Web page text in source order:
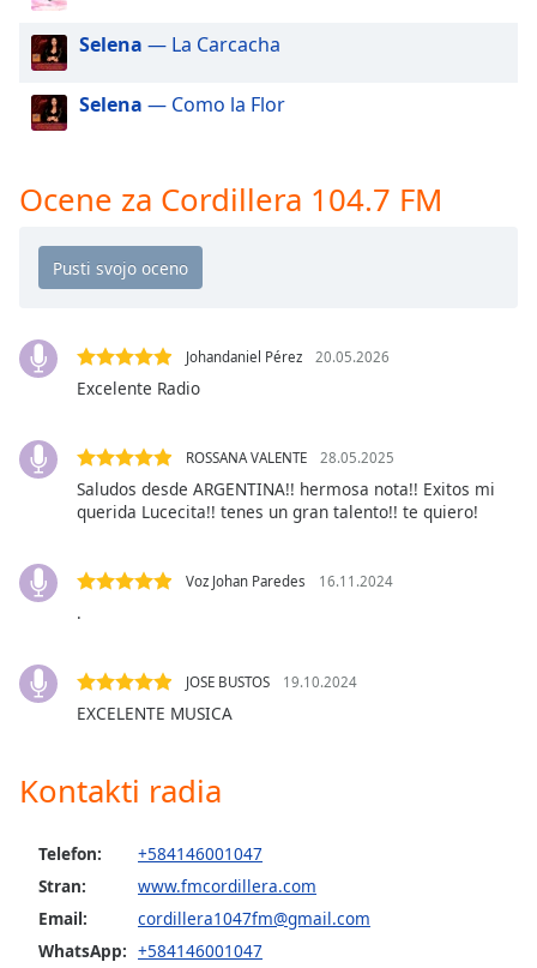
cancel
and
Text
Opacity
Text
Background
Opacity
Area
Background
Opacity
Size
Edge
Style
Selena — La Carcacha
Selena — Como la Flor
Ocene za Cordillera 104.7 FM
Johandaniel Pérez 20.05.2026
Excelente Radio
ROSSANA VALENTE 28.05.2025
Saludos desde ARGENTINA!! hermosa nota!! Exitos mi
querida Lucecita!! tenes un gran talento!! te quiero!
Voz Johan Paredes 16.11.2024
.
JOSE BUSTOS 19.10.2024
EXCELENTE MUSICA
Kontakti radia
Telefon:
+584146001047
Stran:
www.fmcordillera.com
Email:
cordillera1047fm@gmail.com
WhatsApp: +584146001047